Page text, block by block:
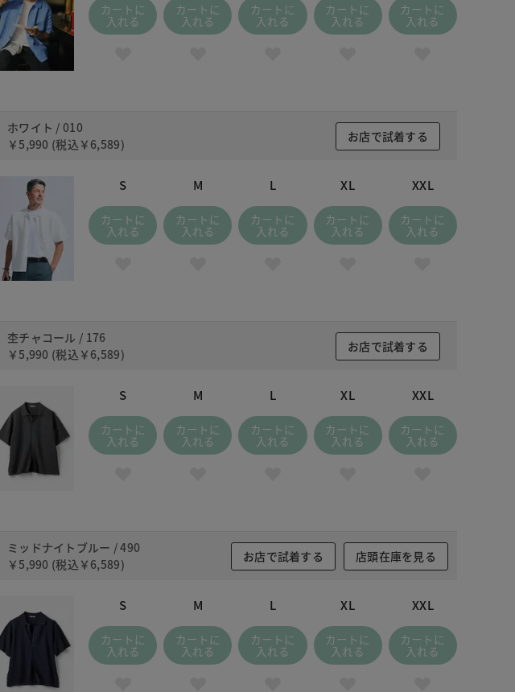
010 ホワイト
カートに
入れる
カートに
入れる
カートに
入れる
カートに
入れる
カートに
入れる
ホワイト / 010
￥5,990 (税込 ￥6,589)
お店で試着する
S
カートに
入れる
M
カートに
入れる
L
カートに
入れる
XL
カートに
入れる
XXL
カートに
入れる
杢チャコール / 176
￥5,990 (税込 ￥6,589)
お店で試着する
S
カートに
入れる
M
カートに
入れる
L
カートに
入れる
XL
カートに
入れる
XXL
カートに
入れる
ミッドナイトブルー / 490
￥5,990 (税込 ￥6,589)
お店で試着する 店頭在庫を見る
S
カートに
入れる
M
カートに
入れる
L
カートに
入れる
XL
カートに
入れる
XXL
カートに
入れる